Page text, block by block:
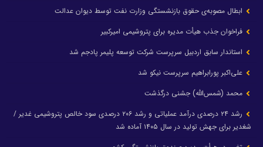
ابطال مصوبه‌ی حقوق بازنشستگی وزارت نفت توسط دیوان عدالت
فراخوان جذب هیأت مدیره برای پتروشیمی امیرکبیر
استاندار سابق اردبیل سرپرست شرکت توسعه پلیمر پادجم شد
علی‌اکبر پورابراهیم سرپرست نیکو شد
محمد (شمس‌الله) جشنی درگذشت
رشد ۲۴ درصدی درآمد عملیاتی و رشد ۲۰۶ درصدی سود خالص پتروشیمی غدیر /
شغدیر برای جهش تولید در سال ۱۴۰۵ آماده شد